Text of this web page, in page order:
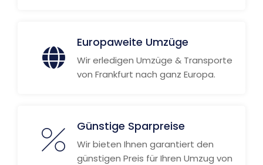
Europaweite Umzüge
Wir erledigen Umzüge & Transporte
von Frankfurt nach ganz Europa.
Günstige Sparpreise
Wir bieten Ihnen garantiert den
günstigen Preis für Ihren Umzug von